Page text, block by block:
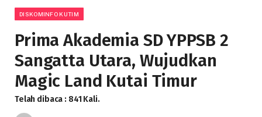
DISKOMINFO KUTIM
Prima Akademia SD YPPSB 2
Sangatta Utara, Wujudkan
Magic Land Kutai Timur
Telah dibaca : 841 Kali.